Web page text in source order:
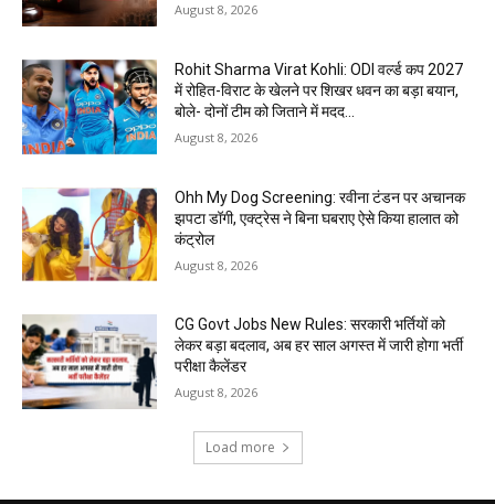
August 8, 2026
Rohit Sharma Virat Kohli: ODI वर्ल्ड कप 2027
में रोहित-विराट के खेलने पर शिखर धवन का बड़ा बयान,
बोले- दोनों टीम को जिताने में मदद...
August 8, 2026
Ohh My Dog Screening: रवीना टंडन पर अचानक
झपटा डॉगी, एक्ट्रेस ने बिना घबराए ऐसे किया हालात को
कंट्रोल
August 8, 2026
CG Govt Jobs New Rules: सरकारी भर्तियों को
लेकर बड़ा बदलाव, अब हर साल अगस्त में जारी होगा भर्ती
परीक्षा कैलेंडर
August 8, 2026
Load more